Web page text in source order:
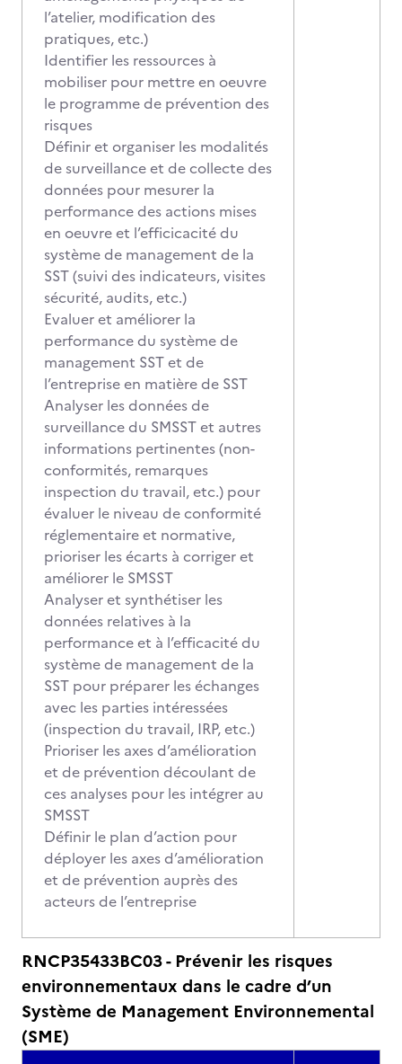
l’atelier, modification des
pratiques, etc.)
Identifier les ressources à
mobiliser pour mettre en oeuvre
le programme de prévention des
risques
Définir et organiser les modalités
de surveillance et de collecte des
données pour mesurer la
performance des actions mises
en oeuvre et l’efficicacité du
système de management de la
SST (suivi des indicateurs, visites
sécurité, audits, etc.)
Evaluer et améliorer la
performance du système de
management SST et de
l’entreprise en matière de SST
Analyser les données de
surveillance du SMSST et autres
informations pertinentes (non-
conformités, remarques
inspection du travail, etc.) pour
évaluer le niveau de conformité
réglementaire et normative,
prioriser les écarts à corriger et
améliorer le SMSST
Analyser et synthétiser les
données relatives à la
performance et à l’efficacité du
système de management de la
SST pour préparer les échanges
avec les parties intéressées
(inspection du travail, IRP, etc.)
Prioriser les axes d’amélioration
et de prévention découlant de
ces analyses pour les intégrer au
SMSST
Définir le plan d’action pour
déployer les axes d’amélioration
et de prévention auprès des
acteurs de l’entreprise
RNCP35433BC03 - Prévenir les risques
environnementaux dans le cadre d’un
Système de Management Environnemental
(SME)